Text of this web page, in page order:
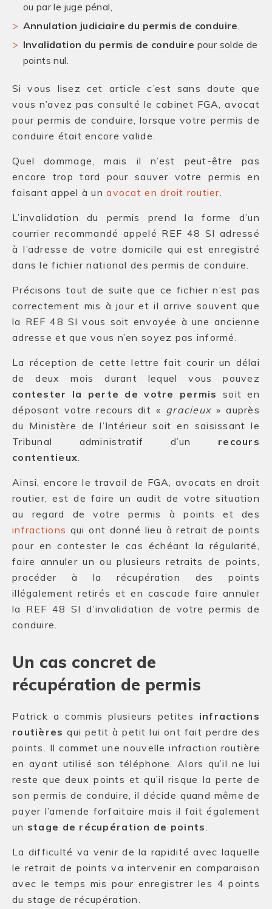
ou par le juge pénal,
Annulation judiciaire du permis de conduire,
Invalidation du permis de conduire pour solde de
points nul.
Si vous lisez cet article c’est sans doute que
vous n’avez pas consulté le cabinet FGA, avocat
pour permis de conduire, lorsque votre permis de
conduire était encore valide.
Quel dommage, mais il n’est peut-être pas
encore trop tard pour sauver votre permis en
faisant appel à unavocat en droit routier.
L’invalidation du permis prend la forme d’un
courrier recommandé appelé REF 48 SI adressé
à l’adresse de votre domicile qui est enregistré
dans le fichier national des permis de conduire.
Précisons tout de suite que ce fichier n’est pas
correctement mis à jour et il arrive souvent que
la REF 48 SI vous soit envoyée à une ancienne
adresse et que vous n’en soyez pas informé.
La réception de cette lettre fait courir un délai
de deux mois durant lequel vous pouvez
contester la perte de votre permis soit en
déposant votre recours dit « gracieux » auprès
du Ministère de l’Intérieur soit en saisissant le
Tribunal administratif d’un recours
contentieux.
Ainsi, encore le travail de FGA, avocats en droit
routier, est de faire un audit de votre situation
au regard de votre permis à points et des
infractions qui ont donné lieu à retrait de points
pour en contester le cas échéant la régularité,
faire annuler un ou plusieurs retraits de points,
procéder à la récupération des points
illégalement retirés et en cascade faire annuler
la REF 48 SI d’invalidation de votre permis de
conduire.
Un cas concret de
récupération de permis
Patrick a commis plusieurs petites infractions
routières qui petit à petit lui ont fait perdre des
points. Il commet une nouvelle infraction routière
en ayant utilisé son téléphone. Alors qu’il ne lui
reste que deux points et qu’il risque la perte de
son permis de conduire, il décide quand même de
payer l’amende forfaitaire mais il fait également
un stage de récupération de points.
La difficulté va venir de la rapidité avec laquelle
le retrait de points va intervenir en comparaison
avec le temps mis pour enregistrer les 4 points
du stage de récupération.